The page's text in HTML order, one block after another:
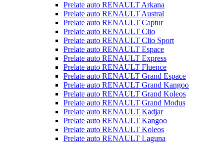
Prelate auto RENAULT Arkana
Prelate auto RENAULT Austral
Prelate auto RENAULT Captur
Prelate auto RENAULT Clio
Prelate auto RENAULT Clio Sport
Prelate auto RENAULT Espace
Prelate auto RENAULT Express
Prelate auto RENAULT Fluence
Prelate auto RENAULT Grand Espace
Prelate auto RENAULT Grand Kangoo
Prelate auto RENAULT Grand Koleos
Prelate auto RENAULT Grand Modus
Prelate auto RENAULT Kadjar
Prelate auto RENAULT Kangoo
Prelate auto RENAULT Koleos
Prelate auto RENAULT Laguna